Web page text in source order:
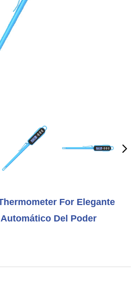
For Elegante
Del Poder